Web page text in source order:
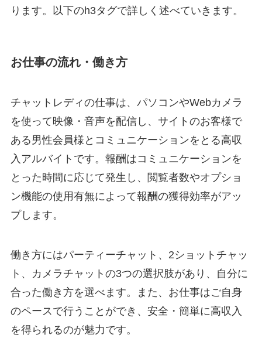
ります。以下のh3タグで詳しく述べていきます。
お仕事の流れ・働き方
チャットレディの仕事は、パソコンやWebカメラ
を使って映像・音声を配信し、サイトのお客様で
ある男性会員様とコミュニケーションをとる高収
入アルバイトです。報酬はコミュニケーションを
とった時間に応じて発生し、閲覧者数やオプショ
ン機能の使用有無によって報酬の獲得効率がアッ
プします。
働き方にはパーティーチャット、2ショットチャッ
ト、カメラチャットの3つの選択肢があり、自分に
合った働き方を選べます。また、お仕事はご自身
のペースで行うことができ、安全・簡単に高収入
を得られるのが魅力です。